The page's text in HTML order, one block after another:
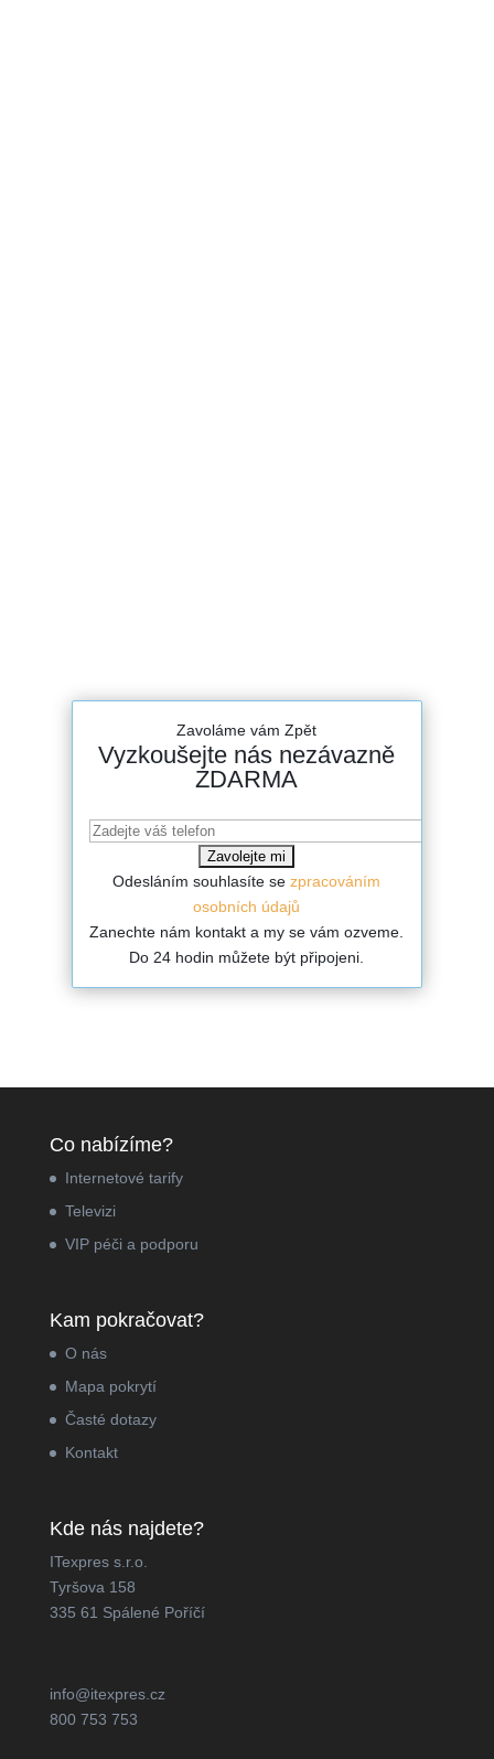
Zavoláme vám Zpět
Vyzkoušejte nás nezávazně
ZDARMA
Odesláním souhlasíte sezpracováním
osobních údajů
Zanechte nám kontakt a my se vám ozveme.
Do 24 hodin můžete být připojeni.
Co nabízíme?
Internetové tarify
Televizi
VIP péči a podporu
Kam pokračovat?
O nás
Mapa pokrytí
Časté dotazy
Kontakt
Kde nás najdete?
ITexpres s.r.o.
Tyršova 158
335 61 Spálené Poříčí
info@itexpres.cz
800 753 753